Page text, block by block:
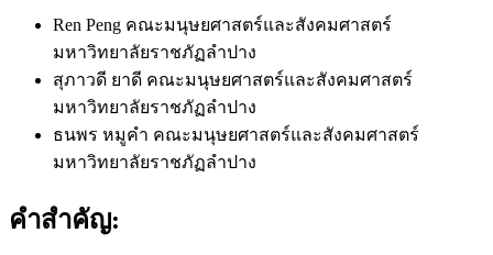
Ren Peng คณะมนุษยศาสตร์และสังคมศาสตร์
มหาวิทยาลัยราชภัฏลำปาง
สุภาวดี ยาดี คณะมนุษยศาสตร์และสังคมศาสตร์
มหาวิทยาลัยราชภัฏลำปาง
ธนพร หมูคำ คณะมนุษยศาสตร์และสังคมศาสตร์
มหาวิทยาลัยราชภัฏลำปาง
คำสำคัญ: